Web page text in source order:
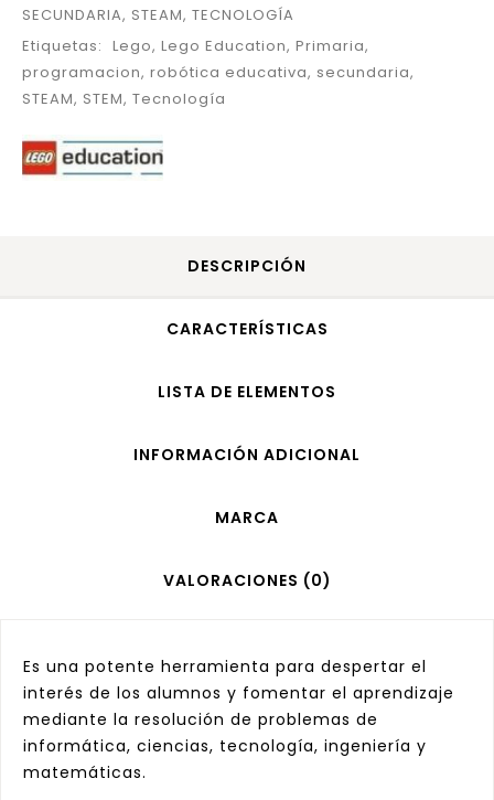
SECUNDARIA, STEAM, TECNOLOGÍA
Etiquetas: Lego, Lego Education, Primaria,
programacion, robótica educativa, secundaria,
STEAM, STEM, Tecnología
DESCRIPCIÓN
CARACTERÍSTICAS
LISTA DE ELEMENTOS
INFORMACIÓN ADICIONAL
MARCA
VALORACIONES (0)
Es una potente herramienta para despertar el
interés de los alumnos y fomentar el aprendizaje
mediante la resolución de problemas de
informática, ciencias, tecnología, ingeniería y
matemáticas.